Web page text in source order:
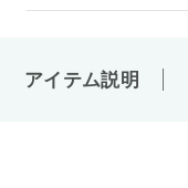
アイテム説明